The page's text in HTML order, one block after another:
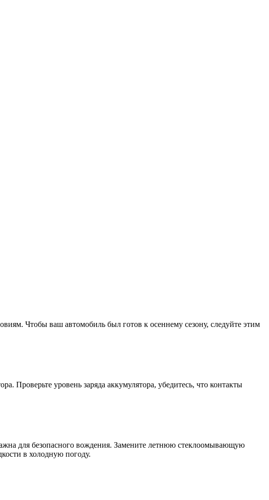
Чтобы ваш автомобиль был готов к осеннему сезону, следуйте этим
Проверьте уровень заряда аккумулятора, убедитесь, что контакты
для безопасного вождения. Замените летнюю стеклоомывающую
в холодную погоду.